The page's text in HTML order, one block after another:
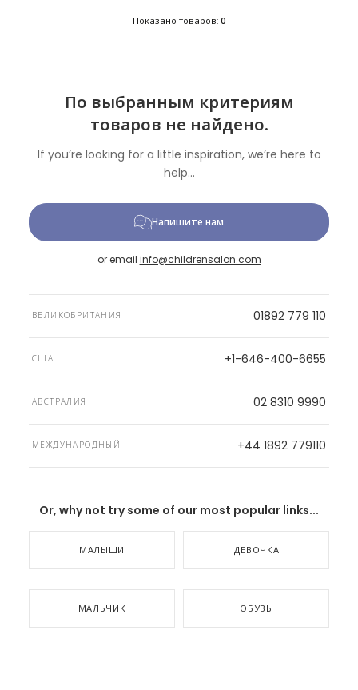
Показано товаров:0
По выбранным критериям
товаров не найдено.
If you’re looking for a little inspiration, we’re here to
help...
Напишите нам
or email info@childrensalon.com
ВЕЛИКОБРИТАНИЯ 01892 779 110
США +1-646-400-6655
АВСТРАЛИЯ 02 8310 9990
МЕЖДУНАРОДНЫЙ +44 1892 779110
Or, why not try some of our most popular links...
МАЛЫШИ ДЕВОЧКА
МАЛЬЧИК ОБУВЬ